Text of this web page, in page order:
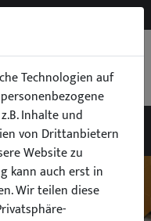
0,00 €
Technologien auf
Inhalte und
von Drittanbietern
Website zu
kann auch erst in
Wir teilen diese